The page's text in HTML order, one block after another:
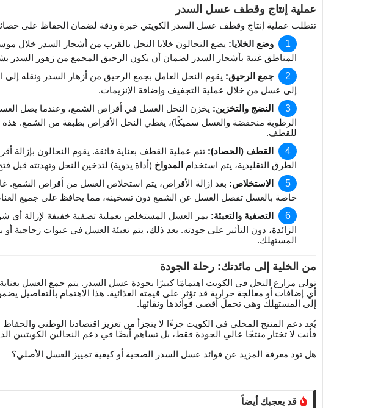
عملية إنتاج وقطف عسل السدر
تتطلب عملية إنتاج وقطف عسل السدر الكويتي خبرة ودقة لضمان الحفاظ على
وضع الخلايا: يضع النحالون خلايا النحل بالقرب من أشجار السدر خلال
المناطق غنية بأشجار السدر لضمان أن يكون الرحيق المجمع من زهور السدر
جمع الرحيق: يقوم النحل العامل بجمع الرحيق من أزهار السدر ونقله إلى
إلى عسل من خلال عملية التجفيف وإضافة الإنزيمات.
النضج والتخزين: يخزن النحل العسل في أقراص الشمع، وعندما يصل
الرطوبة منخفضة والعسل سميكًا)، يغطي النحل الأقراص بطبقة من الشمع. هذه
للقطف.
القطف (الحصاد): تتم عملية القطف بعناية فائقة. يقوم النحالون
الطرق التقليدية، يتم استخدام المدواخ (أداة يدوية) لتدخين النحل وتهدئته قبل
الاستخلاص: بعد إزالة الأقراص، يتم استخلاص العسل من أقراص الشمع.
خاصة بالعسل تفصل العسل عن الشمع دون تسخينه، مما يحافظ على جميع
التصفية والتعبئة: يمر العسل المستخلص بعملية تصفية خفيفة لإزالة أي
الزائدة، دون التأثير على جودته. بعد ذلك، يتم تعبئة العسل في عبوات زجاجية
المستهلك.
من الخلية إلى مائدتك: رحلة الجودة
تولي مزارع النحل في الكويت اهتمامًا كبيرًا بجودة عسل السدر. يتم جمع العسل
أي إضافات أو معالجة حرارية قد تؤثر على قيمته الغذائية. هذا الاهتمام
إلى المستهلك وهي تحمل أقصى فوائدها ونقائها.
يُعد دعم المنتج المحلي في الكويت جزءًا لا يتجزأ من تعزيز اقتصادنا الوطني
فأنت لا تختار منتجًا عالي الجودة فقط، بل تساهم أيضًا في دعم النحالين الكويتيين
هل تود معرفة المزيد عن فوائد عسل السدر الصحية أو كيفية تمييز العسل الأصلي؟
قد يعجبك أيضاً